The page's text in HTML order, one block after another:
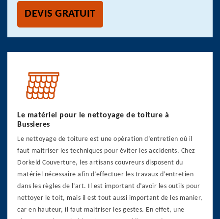
DEVIS GRATUIT
Le matériel pour le nettoyage de toiture à
Bussieres
Le nettoyage de toiture est une opération d’entretien où il
faut maitriser les techniques pour éviter les accidents. Chez
Dorkeld Couverture, les artisans couvreurs disposent du
matériel nécessaire afin d’effectuer les travaux d’entretien
dans les règles de l’art. Il est important d’avoir les outils pour
nettoyer le toit, mais il est tout aussi important de les manier,
car en hauteur, il faut maitriser les gestes. En effet, une